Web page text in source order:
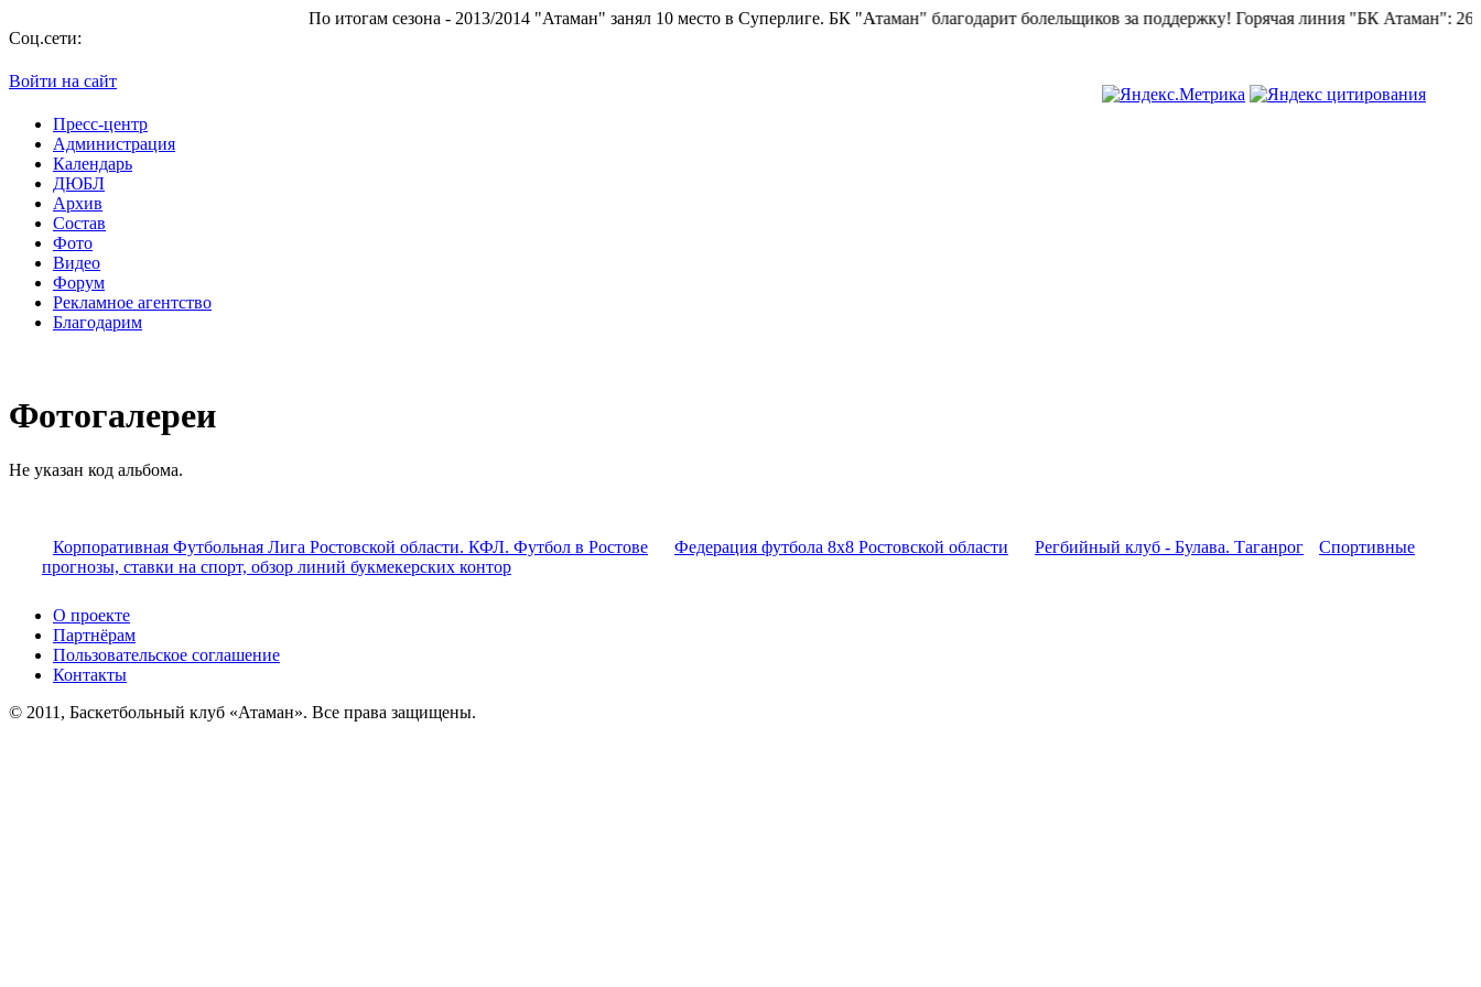
По итогам сезона - 2013/2014 "Атаман" занял 10 место в Суперлиге.БК "Атаман" благодарит болельщиков за поддержку!Горячая линия "БК Атаман":268-82-
Соц.сети:
Войти на сайт
Пресс-центр
Администрация
Календарь
ДЮБЛ
Архив
Состав
Фото
Видео
Форум
Рекламное агентство
Благодарим
Фотогалереи
Не указан код альбома.
Корпоративная Футбольная Лига Ростовской области. КФЛ. Футбол в Ростове Федерация футбола 8x8 Ростовской области Регбийный клуб - Булава. Таганрог
Спортивные
прогнозы, ставки на спорт, обзор линий букмекерских контор
О проекте
Партнёрам
Пользовательское соглашение
Контакты
© 2011, Баскетбольный клуб «Атаман». Все права защищены.